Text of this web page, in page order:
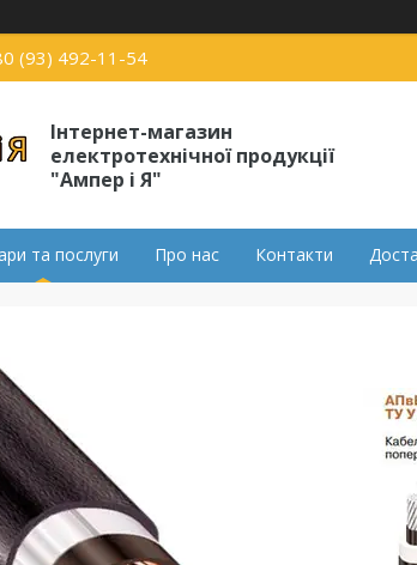
(93) 492-11-54
Інтернет-магазин
електротехнічної продукції
"Ампер і Я"
та послуги Про нас Контакти